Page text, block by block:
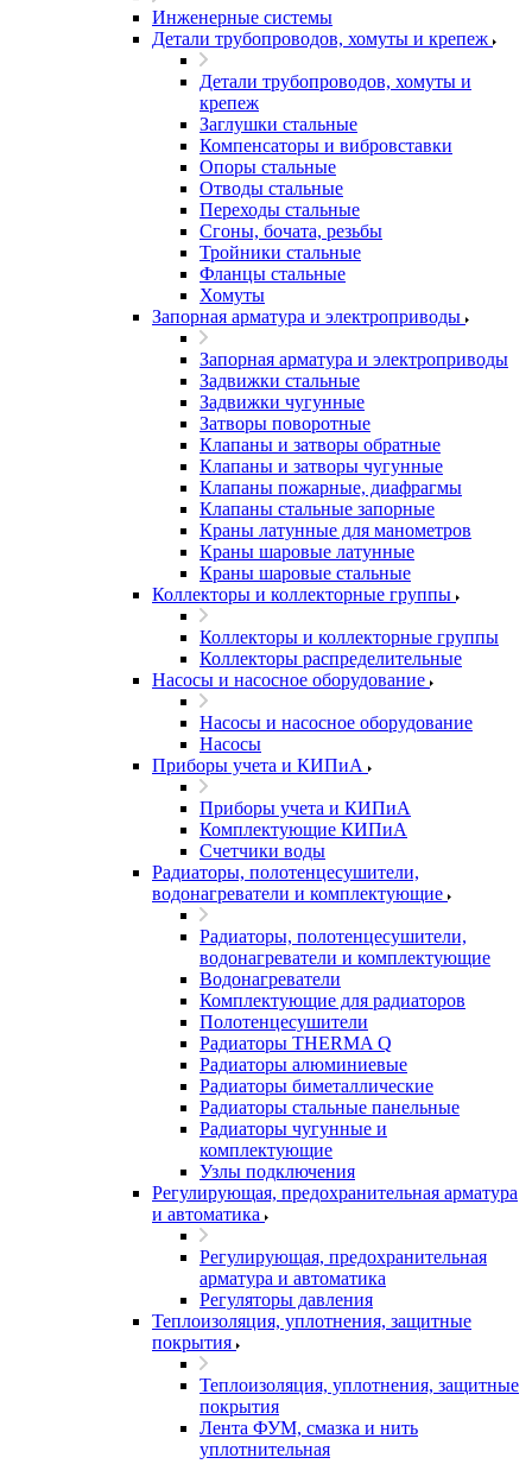
Инженерные системы
Детали трубопроводов, хомуты и крепеж
Детали трубопроводов, хомуты и
крепеж
Заглушки стальные
Компенсаторы и вибровставки
Опоры стальные
Отводы стальные
Переходы стальные
Сгоны, бочата, резьбы
Тройники стальные
Фланцы стальные
Хомуты
Запорная арматура и электроприводы
Запорная арматура и электроприводы
Задвижки стальные
Задвижки чугунные
Затворы поворотные
Клапаны и затворы обратные
Клапаны и затворы чугунные
Клапаны пожарные, диафрагмы
Клапаны стальные запорные
Краны латунные для манометров
Краны шаровые латунные
Краны шаровые стальные
Коллекторы и коллекторные группы
Коллекторы и коллекторные группы
Коллекторы распределительные
Насосы и насосное оборудование
Насосы и насосное оборудование
Насосы
Приборы учета и КИПиА
Приборы учета и КИПиА
Комплектующие КИПиА
Счетчики воды
Радиаторы, полотенцесушители,
водонагреватели и комплектующие
Радиаторы, полотенцесушители,
водонагреватели и комплектующие
Водонагреватели
Комплектующие для радиаторов
Полотенцесушители
Радиаторы THERMA Q
Радиаторы алюминиевые
Радиаторы биметаллические
Радиаторы стальные панельные
Радиаторы чугунные и
комплектующие
Узлы подключения
Регулирующая, предохранительная арматура
и автоматика
Регулирующая, предохранительная
арматура и автоматика
Регуляторы давления
Теплоизоляция, уплотнения, защитные
покрытия
Теплоизоляция, уплотнения, защитные
покрытия
Лента ФУМ, смазка и нить
уплотнительная